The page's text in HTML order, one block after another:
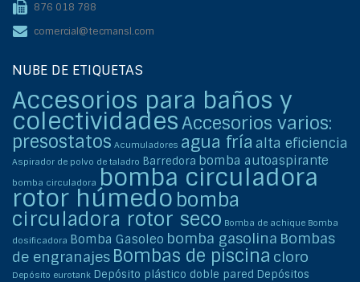
876 018 788
comercial@tecmansl.com
NUBE DE ETIQUETAS
Accesorios para baños y
colectividadesAccesorios varios:
presostatos Acumuladores agua fría alta eficiencia
Aspirador de polvo de taladro Barredora bomba autoaspirante
bomba circuladora bomba circuladora
rotor húmedo bomba
circuladora rotor seco Bomba de achique Bomba
dosificadora Bomba Gasoleo bomba gasolina Bombas
de engranajes Bombas de piscina cloro
Depósito eurotank Depósito plástico doble pared Depósitos